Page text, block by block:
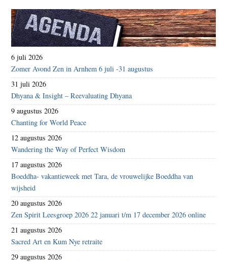
6 juli 2026
Zomer Avond Zen in Arnhem 6 juli -31 augustus
31 juli 2026
Dhyana & Insight – Reevaluating Dhyana
9 augustus 2026
Chanting for World Peace
12 augustus 2026
Wandering the Way of Perfect Wisdom
17 augustus 2026
Boeddha- vakantieweek met Tara, de vrouwelijke Boeddha van
wijsheid
20 augustus 2026
Zen Spirit Leesgroep 2026 22 januari t/m 17 december 2026 online
21 augustus 2026
Sacred Art en Kum Nye retraite
29 augustus 2026